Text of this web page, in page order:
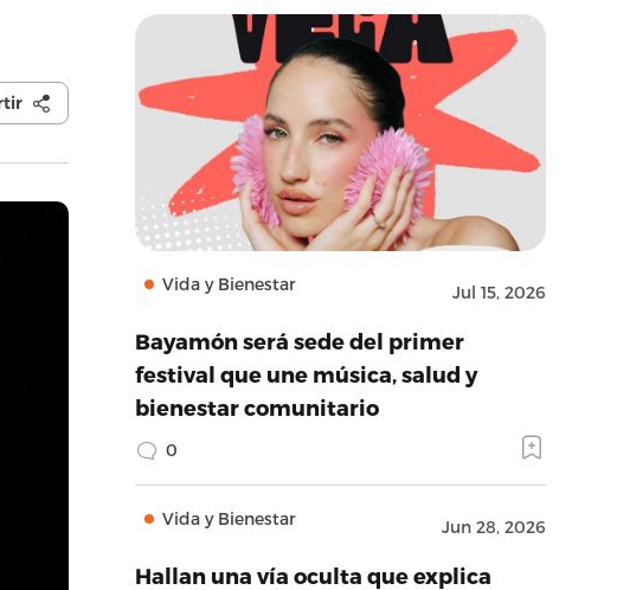
Vida y Bienestar Jul 15, 2026
Bayamón será sede del primer
festival que une música, salud y
bienestar comunitario
0
Vida y Bienestar Jun 28, 2026
Hallan una vía oculta que explica